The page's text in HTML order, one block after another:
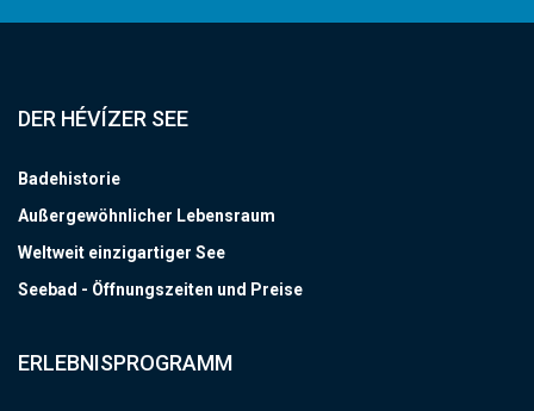
DER HÉVÍZER SEE
Badehistorie
Außergewöhnlicher Lebensraum
Weltweit einzigartiger See
Seebad - Öffnungszeiten und Preise
ERLEBNISPROGRAMM